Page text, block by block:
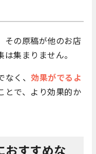
その原稿が他のお店
集まりません。
く、 効果がでるよ
とで、より効果的か
おすすめな